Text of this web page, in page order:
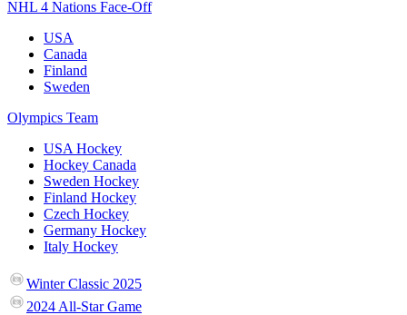
NHL 4 Nations Face-Off
USA
Canada
Finland
Sweden
Olympics Team
USA Hockey
Hockey Canada
Sweden Hockey
Finland Hockey
Czech Hockey
Germany Hockey
Italy Hockey
Winter Classic 2025
2024 All-Star Game